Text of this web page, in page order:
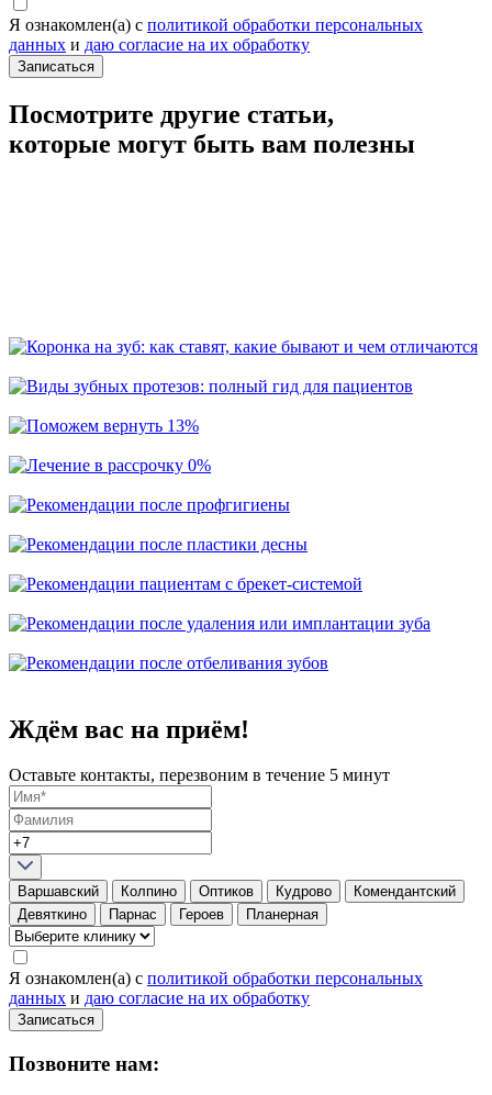
Я ознакомлен(а) с политикой обработки персональных
данных и даю согласие на их обработку
Записаться
Посмотрите другие статьи,
которые могут быть вам полезны
Ждём вас на приём!
Оставьте контакты, перезвоним в течение 5 минут
Варшавский Колпино Оптиков Кудрово
Комендантский
Девяткино
Парнас Героев Планерная
Я ознакомлен(а) с политикой обработки персональных
данных и даю согласие на их обработку
Записаться
Позвоните нам: